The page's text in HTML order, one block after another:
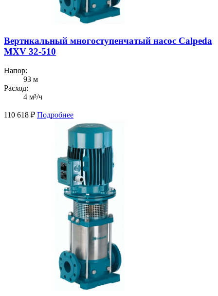
Вертикальный многоступенчатый насос Calpeda
MXV 32-510
Напор:
93 м
Расход:
4 м³/ч
110 618 ₽ Подробнее